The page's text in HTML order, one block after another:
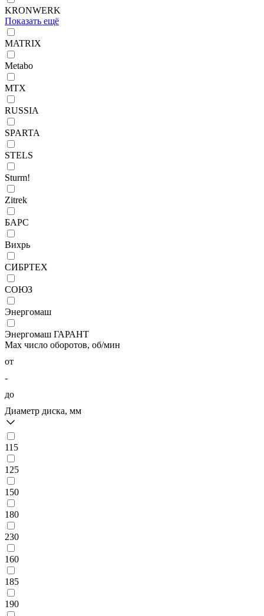
KRONWERK
Показать ещё
MATRIX
Metabo
MTX
RUSSIA
SPARTA
STELS
Sturm!
Zitrek
БАРС
Вихрь
СИБРТЕХ
СОЮЗ
Энергомаш
Энергомаш ГАРАНТ
Max число оборотов, об/мин
от
-
до
Диаметр диска, мм
115
125
150
180
230
160
185
190